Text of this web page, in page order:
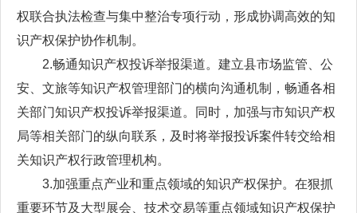
权联合执法检查与集中整治专项行动，形成协调高效的知
识产权保护协作机制。
2.畅通知识产权投诉举报渠道。建立县市场监管、公
安、文旅等知识产权管理部门的横向沟通机制，畅通各相
关部门知识产权投诉举报渠道。同时，加强与市知识产权
局等相关部门的纵向联系，及时将举报投诉案件转交给相
关知识产权行政管理机构。
3.加强重点产业和重点领域的知识产权保护。在狠抓
重要环节及大型展会、技术交易等重点领域知识产权保护